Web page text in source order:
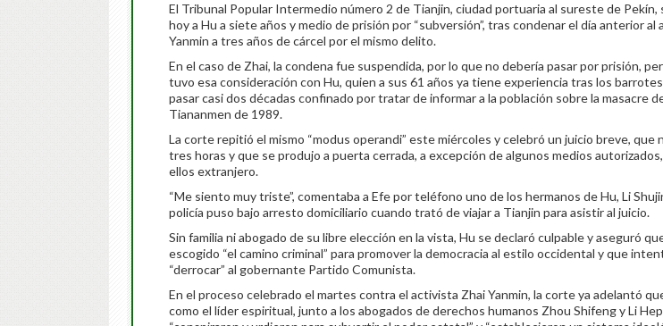
El Tribunal Popular Intermedio número 2 de Tianjin, ciudad portuaria al sureste de Pekín,
hoy a Hu a siete años y medio de prisión por “subversión”, tras condenar el día anterior al
Yanmin a tres años de cárcel por el mismo delito.
En el caso de Zhai, la condena fue suspendida, por lo que no debería pasar por prisión,
tuvo esa consideración con Hu, quien a sus 61 años ya tiene experiencia tras los
pasar casi dos décadas confinado por tratar de informar a la población sobre la masacre
Tiananmen de 1989.
La corte repitió el mismo “modus operandi” este miércoles y celebró un juicio breve, que
tres horas y que se produjo a puerta cerrada, a excepción de algunos medios
ellos extranjero.
“Me siento muy triste”, comentaba a Efe por teléfono uno de los hermanos de Hu, Li
policía puso bajo arresto domiciliario cuando trató de viajar a Tianjin para asistir al juicio.
Sin familia ni abogado de su libre elección en la vista, Hu se declaró culpable y aseguró
escogido “el camino criminal” para promover la democracia al estilo occidental y que
“derrocar” al gobernante Partido Comunista.
En el proceso celebrado el martes contra el activista Zhai Yanmin, la corte ya adelantó
como el líder espiritual, junto a los abogados de derechos humanos Zhou Shifeng y Li